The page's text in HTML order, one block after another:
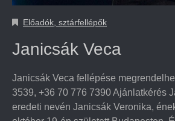
Előadók, sztárfellépők
Janicsák Veca
Janicsák Veca fellépése
3539, +36 70 776 7390 Ajánlatkérés
eredeti nevén Janicsák Veronika,